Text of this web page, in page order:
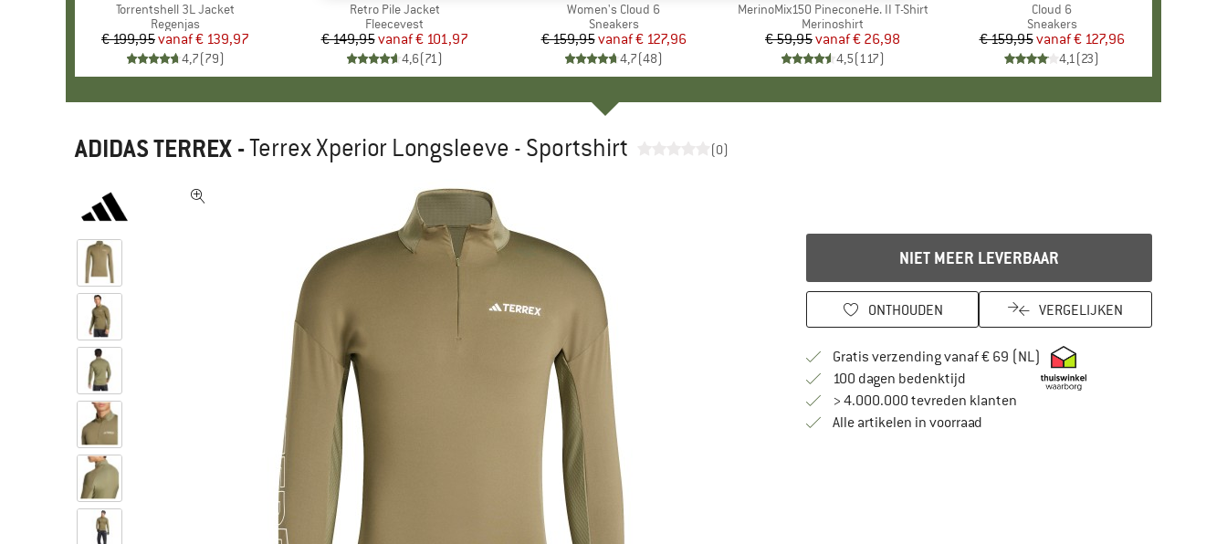
Artikel
Torrentshell 3L Jacket
Productgroep
Regenjas
Prijs
€ 199,95 Verlaagde prijs
vanaf€ 139,97
4,7(79)
Artikel
Retro Pile Jacket
Productgroep
Fleecevest
Prijs
€ 149,95 Verlaagde prijs
vanaf€ 101,97
4,6(71)
Artikel
Women's Cloud 6
Productgroep
Sneakers
Prijs
€ 159,95 Verlaagde prijs
vanaf€ 127,96
4,7(48)
Artikel
MerinoMix150 PineconeHe. II T-Shirt
Productgroep
Merinoshirt
Prijs
€ 59,95 Verlaagde prijs
vanaf€ 26,98
4,5(117)
Artikel
Cloud 6
Productgroep
Sneakers
Prijs
€ 159,95 Verlaagde prijs
vanaf€ 127,96
4,1(23)
ADIDAS TERREX -Terrex Xperior Longsleeve - Sportshirt (0)
NIET MEER LEVERBAAR
ONTHOUDEN VERGELIJKEN
Gratis verzending vanaf € 69 (NL) Vind hier de
100 dagen bedenktijdVind de betalingsinformatie hier! Opent in
> 4.000.000 tevreden klanten
Alle artikelen in voorraad